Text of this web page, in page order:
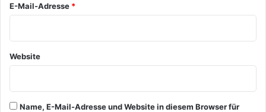
E-Mail-Adresse *
Website
Name, E-Mail-Adresse und Website in diesem Browser für